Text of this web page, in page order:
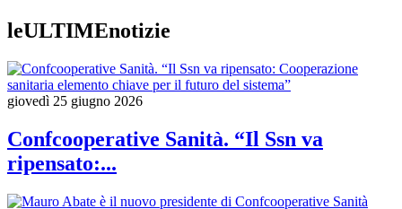
leULTIMEnotizie
giovedì 25 giugno 2026
Confcooperative Sanità. “Il Ssn va
ripensato:...